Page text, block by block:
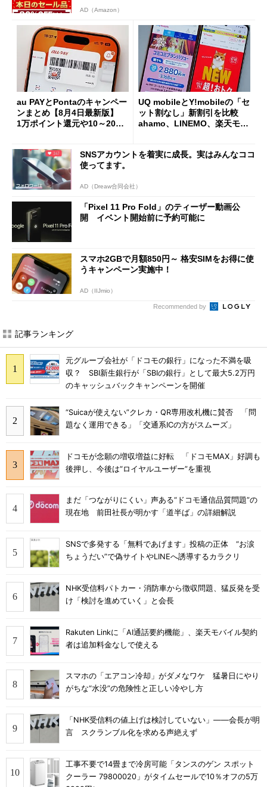
AD（Amazon）
au PAYとPontaのキャンペー
ンまとめ【8月4日最新版】
1万ポイント還元や10～20％
UQ mobileとY!mobileの「セ
ット割なし」新割引を比較
ahamo、LINEMO、楽天モバ
SNSアカウントを着実に成長。実はみんなココ
使ってます。
AD（Dreaw合同会社）
「Pixel 11 Pro Fold」のティーザー動画公
開 イベント開始前に予約可能に
スマホ2GBで月額850円～ 格安SIMをお得に使
うキャンペーン実施中！
AD（IIJmio）
Recommended by
記事ランキング
元グループ会社が「ドコモの銀行」になった不満を吸
収？ SBI新生銀行が「SBIの銀行」として最大5.2万円
のキャッシュバックキャンペーンを開催
“Suicaが使えない”クレカ・QR専用改札機に賛否 「問
題なく運用できる」「交通系ICの方がスムーズ」
ドコモが念願の増収増益に好転 「ドコモMAX」好調も
後押し、今後は“ロイヤルユーザー”を重視
まだ「つながりにくい」声ある“ドコモ通信品質問題”の
現在地 前田社長が明かす「道半ば」の詳細解説
SNSで多発する「無料であげます」投稿の正体 “お涙
ちょうだい”で偽サイトやLINEへ誘導するカラクリ
NHK受信料パトカー・消防車から徴収問題、猛反発を受
け「検討を進めていく」と会長
Rakuten Linkに「AI通話要約機能」、楽天モバイル契約
者は追加料金なしで使える
スマホの「エアコン冷却」がダメなワケ 猛暑日にやり
がちな“水没”の危険性と正しい冷やし方
「NHK受信料の値上げは検討していない」――会長が明
言 スクランブル化を求める声絶えず
工事不要で14畳まで冷房可能「タンスのゲン スポット
クーラー 79800020」がタイムセールで10％オフの5万